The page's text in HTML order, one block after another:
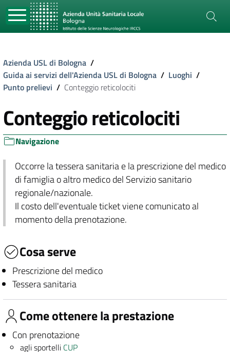
Azienda USL di Bologna /
Guida ai servizi dell'Azienda USL di Bologna / Luoghi /
Punto prelievi / Conteggio reticolociti
Conteggio reticolociti
Navigazione
Occorre la tessera sanitaria e la prescrizione del medico
di famiglia o altro medico del Servizio sanitario
regionale/nazionale.
Il costo dell'eventuale ticket viene comunicato al
momento della prenotazione.
Cosa serve
Prescrizione del medico
Tessera sanitaria
Come ottenere la prestazione
Con prenotazione
agli sportelli CUP